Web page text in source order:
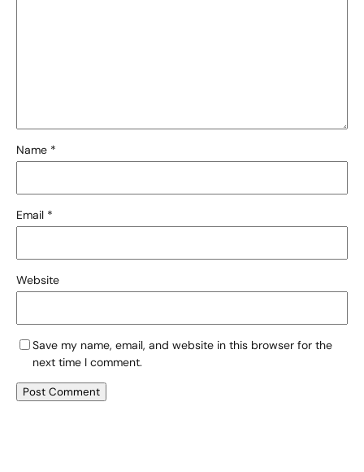
Name *
Email *
Website
Save my name, email, and website in this browser for the
next time I comment.